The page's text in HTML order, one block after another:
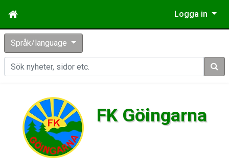
Logga in
Språk/language
Sök
FK Göingarna